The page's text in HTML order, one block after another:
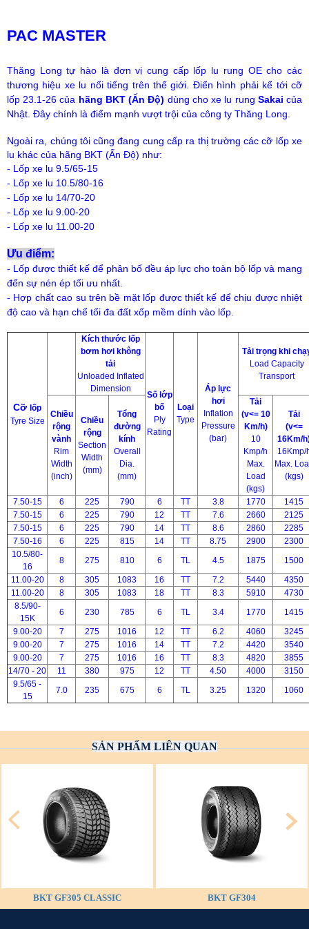
PAC MASTER
Thăng Long tự hào là đơn vị cung cấp lốp lu rung OE cho các
thương hiệu xe lu nổi tiếng trên thế giới. Điển hình phải kể tới cỡ
lốp 23.1-26 của hãng BKT (Ấn Độ) dùng cho xe lu rung Sakaicủa
Nhật. Đây chính là điểm mạnh vượt trội của công ty Thăng Long.
Ngoài ra, chúng tôi cũng đang cung cấp ra thị trường các cỡ lốp xe
lu khác của hãng BKT (Ấn Độ) như:
- Lốp xe lu 9.5/65-15
- Lốp xe lu 10.5/80-16
- Lốp xe lu 14/70-20
- Lốp xe lu 9.00-20
- Lốp xe lu 11.00-20
Ưu điểm:
- Lốp được thiết kế để phân bố đều áp lực cho toàn bộ lốp và mang
đến sự nén ép tối ưu nhất.
- Hợp chất cao su trên bề mặt lốp được thiết kế để chịu được nhiệt
độ cao và hạn chế tối đa đất xốp mềm dính vào lốp.
Cỡ lốp
Tyre Size
Kích thước lốp
bơm hơi không
tải
Unloaded Inflated
Dimension
Số lớp
bố
Ply
Rating
Loại
Type
Áp lực
hơi
Inflation
Pressure
(bar)
Tải trọng khi
Load Capacity
Transport
Chiều
rộng
vành
Rim
Width
(inch)
Chiều
rộng
Section
Width
(mm)
Tổng
đường
kính
Overall
Dia.
(mm)
Tải
(v<= 10
Km/h)
10
Kmp/h
Max.
Load
(kgs)
Tải
(v<=
16Km/
16Kmp/
Max.
(kgs)
7.50-15 6 225 790 6 TT 3.8 1770
1415
7.50-15
6 225 790 12 TT 7.6 2660
2125
7.50-15
6 225 790 14 TT 8.6 2860
2285
7.50-16
6 225 815 14 TT 8.75 2900
2300
10.5/80-
16
8 275 810 6 TL 4.5 1875
1500
11.00-20
8 305 1083 16 TT 7.2 5440
4350
11.00-20
8 305 1083 18 TT 8.3 5910
4730
8.5/90-
15K
6 230 785 6 TL 3.4 1770
1415
9.00-20
7 275 1016 12 TT 6.2 4060
3245
9.00-20
7 275 1016 14 TT 7.2 4420
3540
9.00-20
7 275 1016 16 TT 8.3 4820
3855
14/70 - 20
11 380 975 12 TT 4.50 4000
3150
9.5/65 -
15
7.0 235 675 6 TL 3.25 1320 1060
SẢN PHẨM LIÊN QUAN
BKT GF305 CLASSIC BKT GF304